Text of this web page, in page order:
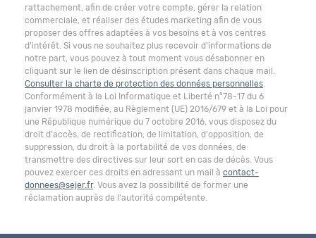
rattachement, afin de créer votre compte, gérer la relation
commerciale, et réaliser des études marketing afin de vous
proposer des offres adaptées à vos besoins et à vos centres
d'intérêt. Si vous ne souhaitez plus recevoir d'informations de
notre part, vous pouvez à tout moment vous désabonner en
cliquant sur le lien de désinscription présent dans chaque mail.
Consulter la charte de protection des données personnelles
Conformément à la Loi Informatique et Liberté n°78-17 du 6
janvier 1978 modifiée, au Règlement (UE) 2016/679 et à la Loi pour
une République numérique du 7 octobre 2016, vous disposez du
droit d'accès, de rectification, de limitation, d'opposition, de
suppression, du droit à la portabilité de vos données, de
transmettre des directives sur leur sort en cas de décès. Vous
pouvez exercer ces droits en adressant un mail à contact-
donnees@sejer.fr. Vous avez la possibilité de former une
réclamation auprès de l'autorité compétente.